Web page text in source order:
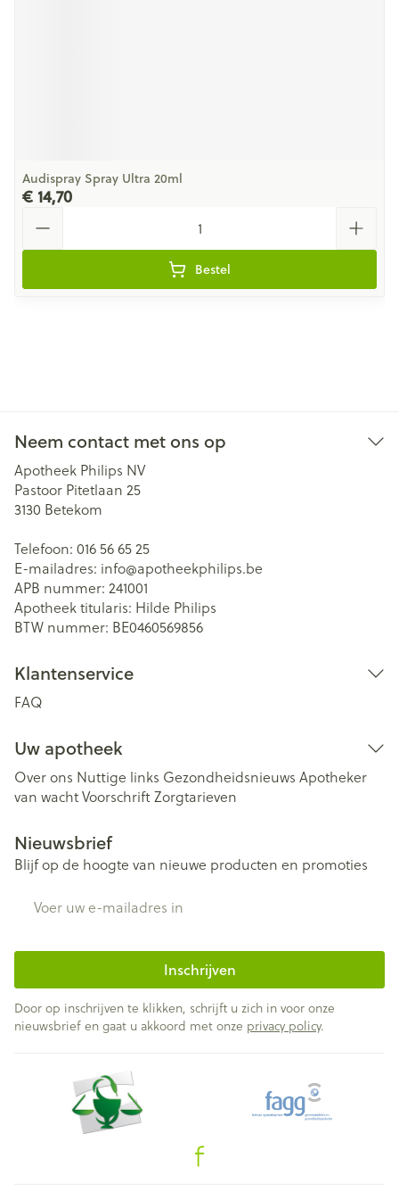
Audispray Spray Ultra 20ml
€ 14,70
Bestel
Neem contact met ons op
Apotheek Philips NV
Pastoor Pitetlaan 25
3130 Betekom
Telefoon: 016 56 65 25
E-mailadres: info@apotheekphilips.be
APB nummer: 241001
Apotheek titularis: Hilde Philips
BTW nummer: BE0460569856
Klantenservice
FAQ
Uw apotheek
Over ons Nuttige links Gezondheidsnieuws Apotheker
van wachtVoorschriftZorgtarieven
Nieuwsbrief
Blijf op de hoogte van nieuwe producten en promoties
Inschrijven
Door op inschrijven te klikken, schrijft u zich in voor onze
nieuwsbrief en gaat u akkoord met onze privacy policy.